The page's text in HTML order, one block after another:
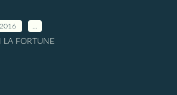
LA FORTUNE